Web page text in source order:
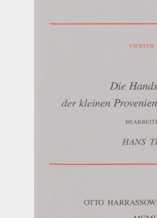
VIERTER
Die
der kleinen
HANS
OTTO